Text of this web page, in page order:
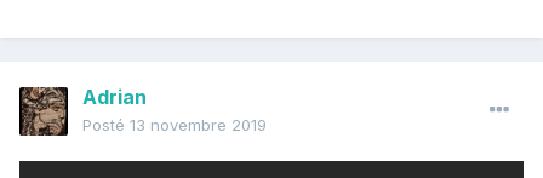
Adrian
Posté 13 novembre 2019